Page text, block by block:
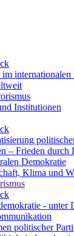
internationalen
Institutionen
– Frieden durch
Demokratie
Klima und
- unter
politischer